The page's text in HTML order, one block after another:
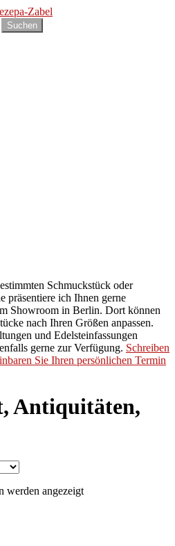
Suchen
Schmuckstück oder
präsentiere ich Ihnen gerne
Showroom in Berlin. Dort können
nach Ihren Größen anpassen.
und Edelsteinfassungen
gerne zur Verfügung. Schreiben
Sie Ihren persönlichen Termin
Antiquitäten,
werden angezeigt